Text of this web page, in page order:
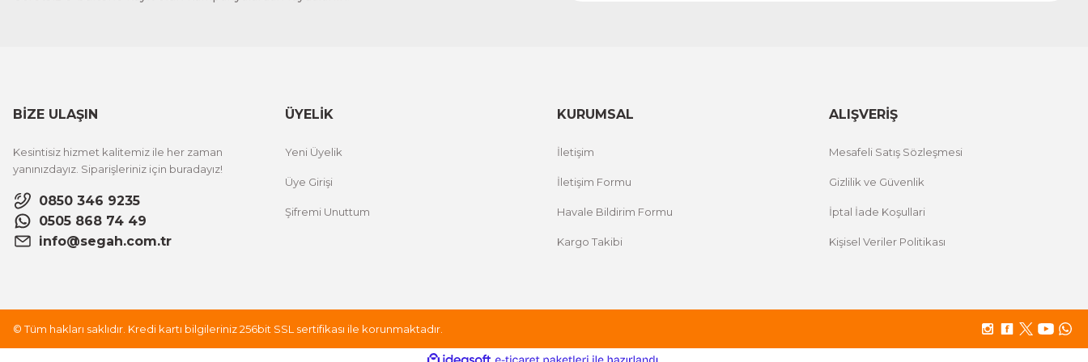
BİZE ULAŞIN
Kesintisiz hizmet kalitemiz ile her zaman
yanınızdayız. Siparişleriniz için buradayız!
0850 346 9235
0505 868 74 49
info@segah.com.tr
ÜYELİK
Yeni Üyelik
Üye Girişi
Şifremi Unuttum
KURUMSAL
İletişim
İletişim Formu
Havale Bildirim Formu
Kargo Takibi
ALIŞVERİŞ
Mesafeli Satış Sözleşmesi
Gizlilik ve Güvenlik
İptal İade Koşullari
Kişisel Veriler Politikası
© Tüm hakları saklıdır. Kredi kartı bilgileriniz 256bit SSL sertifikası ile korunmaktadır.